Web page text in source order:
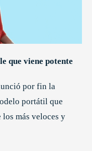
que viene potente
por fin la
portátil que
más veloces y